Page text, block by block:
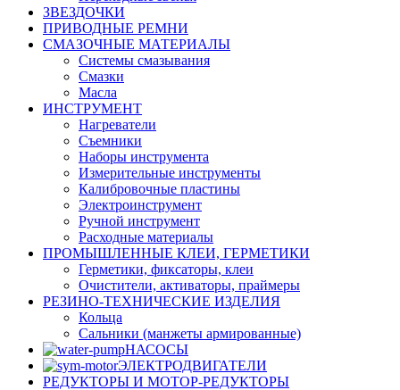
ЗВЕЗДОЧКИ
ПРИВОДНЫЕ РЕМНИ
СМАЗОЧНЫЕ МАТЕРИАЛЫ
Системы смазывания
Смазки
Масла
ИНСТРУМЕНТ
Нагреватели
Съемники
Наборы инструмента
Измерительные инструменты
Калибровочные пластины
Электроинструмент
Ручной инструмент
Расходные материалы
ПРОМЫШЛЕННЫЕ КЛЕИ, ГЕРМЕТИКИ
Герметики, фиксаторы, клеи
Очистители, активаторы, праймеры
РЕЗИНО-ТЕХНИЧЕСКИЕ ИЗДЕЛИЯ
Кольца
Сальники (манжеты армированные)
НАСОСЫ
ЭЛЕКТРОДВИГАТЕЛИ
РЕДУКТОРЫ И МОТОР-РЕДУКТОРЫ